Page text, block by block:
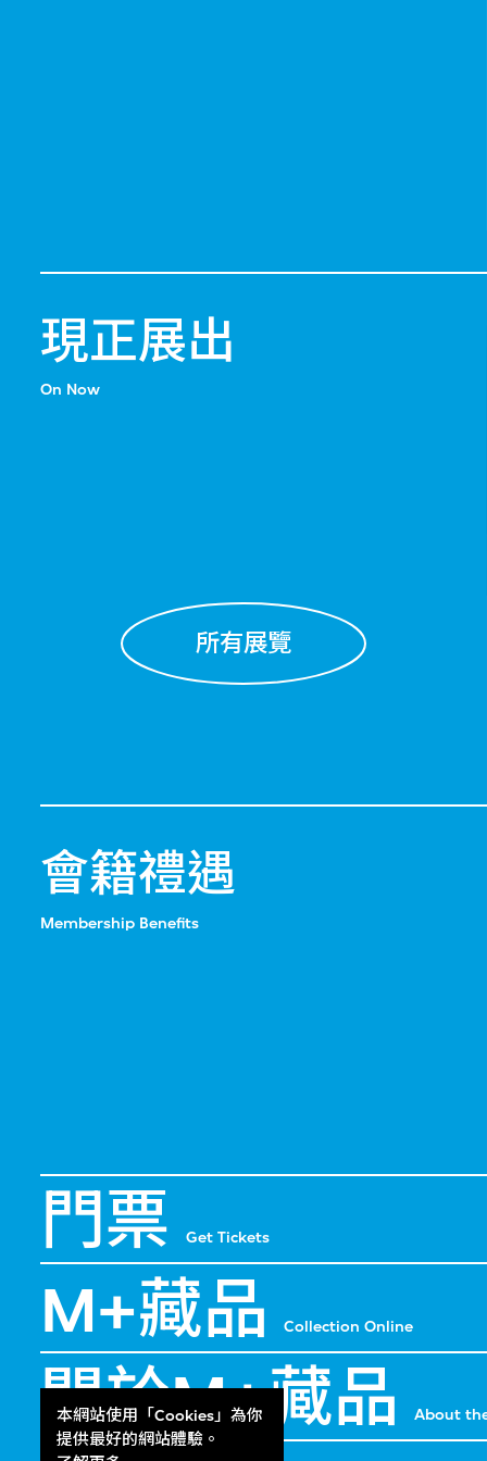
本網站使用「Cookies」為你
提供最好的網站體驗。
現正展出
On Now
所有展覽
會籍禮遇
Membership Benefits
門票 Get Tickets
M+藏品 Collection Online
關於M+藏品 About